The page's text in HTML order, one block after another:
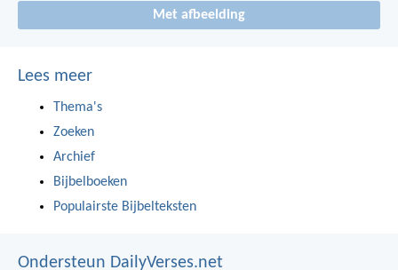
Met afbeelding
Lees meer
Thema's
Zoeken
Archief
Bijbelboeken
Populairste Bijbelteksten
Ondersteun DailyVerses.net